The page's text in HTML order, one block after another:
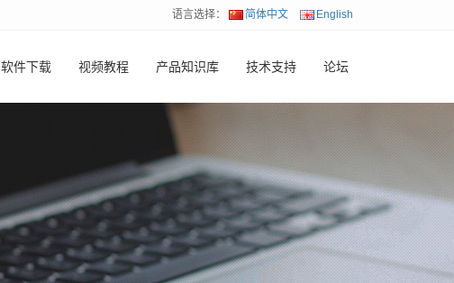
语言选择： 简体中文 English
软件下载 视频教程 产品知识库 技术支持 论坛